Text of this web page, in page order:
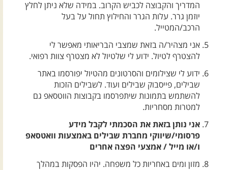
המדריך והקבוצה לכביש הקרוב. במידה שלא ניתן לחלץ
יוזמן גרר. עלות הגרר והחילוץ תחול על בעל
הרכב/המטייל.
אני מצהיר/ה בזאת שמצבי הבריאותי מאפשר לי
להצטרף לטיול. ידוע לי שלטיול לא מצטרף צוות רפואי.
ידוע לי שצילומים והסרטונים מהטיול יפורסמו באתר
שבילים, פייסבוק שבילים ועוד. לשבילים הזכות
להשתמש בתמונות שיתפרסמו בקבוצות הווטסאפ גם
למטרות מסחריות.
אני נותן בזאת את הסכמתי לקבל מידע
פרסומי/שיווקי מחברת שבילים באמצעות וואטסאפ
ו/או מייל / אמצעי הפצה אחרים
מזון ומים באחריות כל משפחה. יהיו הפסקות במהלך